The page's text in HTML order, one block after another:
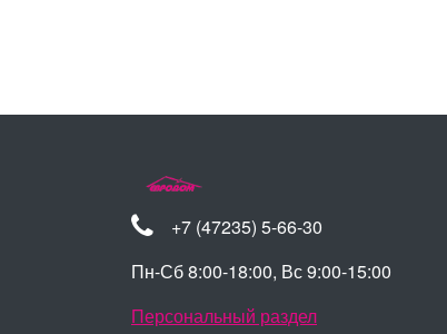
+7 (47235) 5-66-30
Пн-Сб 8:00-18:00, Вс 9:00-15:00
Персональный раздел